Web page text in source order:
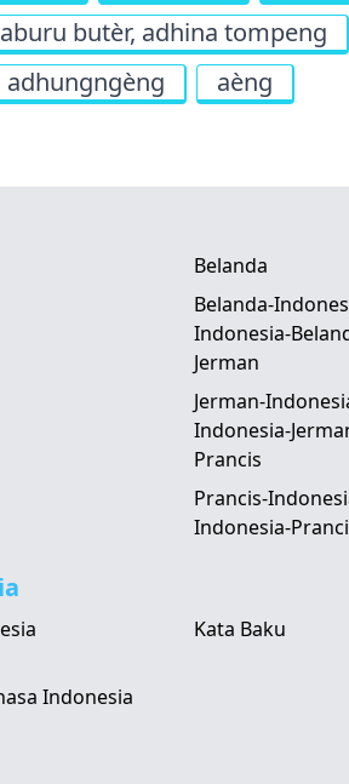
aburu butèr, adhina tompeng
adhungngèng aèng
Belanda
Belanda-
Indonesia-
Jerman
Jerman-
Indonesia-
Prancis
Prancis-
Indonesia-
Kata Baku
Indonesia